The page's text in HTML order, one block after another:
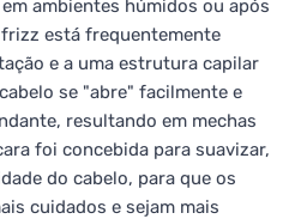
ambientes húmidos ou após
está frequentemente
e a uma estrutura capilar
se "abre" facilmente e
resultando em mechas
foi concebida para suavizar,
do cabelo, para que os
cuidados e sejam mais